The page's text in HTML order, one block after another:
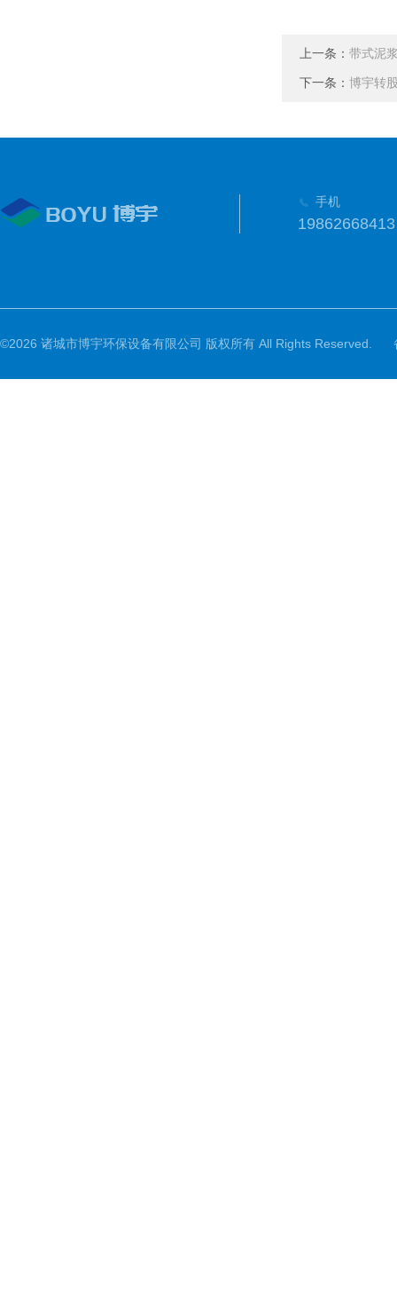
上一条： 带式泥
下一条： 博宇转
手机
19862668413
©2026 诸城市博宇环保设备有限公司 版权所有 All Rights Reserved.